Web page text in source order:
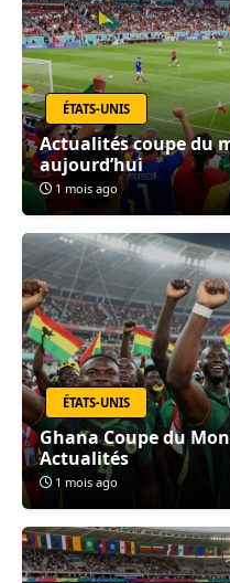
ÉTATS-UNIS
Actualités coupe du
aujourd’hui
1 mois ago
ÉTATS-UNIS
Ghana Coupe du
Actualités
1 mois ago